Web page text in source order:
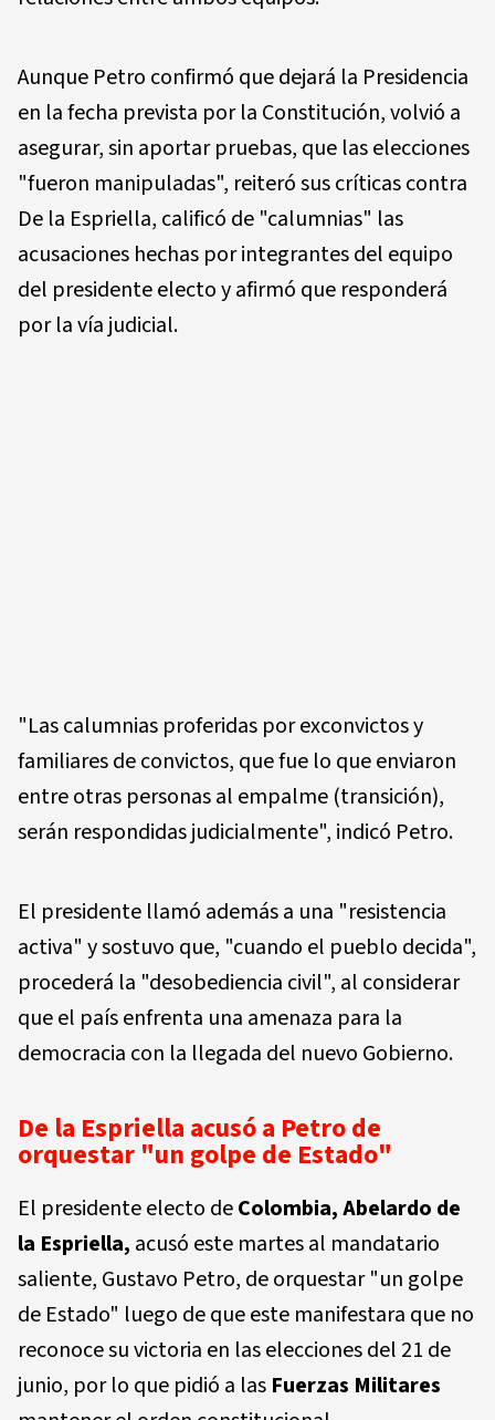
Aunque Petro confirmó que dejará la Presidencia
en la fecha prevista por la Constitución, volvió a
asegurar, sin aportar pruebas, que las elecciones
"fueron manipuladas", reiteró sus críticas contra
De la Espriella, calificó de "calumnias" las
acusaciones hechas por integrantes del equipo
del presidente electo y afirmó que responderá
por la vía judicial.
"Las calumnias proferidas por exconvictos y
familiares de convictos, que fue lo que enviaron
entre otras personas al empalme (transición),
serán respondidas judicialmente", indicó Petro.
El presidente llamó además a una "resistencia
activa" y sostuvo que, "cuando el pueblo decida",
procederá la "desobediencia civil", al considerar
que el país enfrenta una amenaza para la
democracia con la llegada del nuevo Gobierno.
De la Espriella acusó a Petro de
orquestar "un golpe de Estado"
El presidente electo deColombia, Abelardo de
la Espriella, acusó este martes al mandatario
saliente, Gustavo Petro, de orquestar "un golpe
de Estado" luego de que este manifestara que no
reconoce su victoria en las elecciones del 21 de
junio, por lo que pidió a las Fuerzas Militares